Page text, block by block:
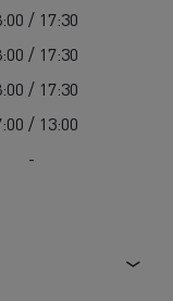
/ 17:30
/ 17:30
/ 17:30
/ 13:00
-